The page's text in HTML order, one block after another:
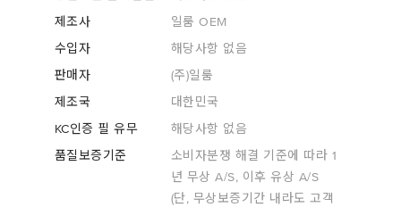
제조사
일룸 OEM
수입자
해당사항 없음
판매자
(주)일룸
제조국
대한민국
KC인증 필 유무
해당사항 없음
품질보증기준
소비자분쟁 해결 기준에 따라 1
년 무상 A/S, 이후 유상 A/S
(단, 무상보증기간 내라도 고객